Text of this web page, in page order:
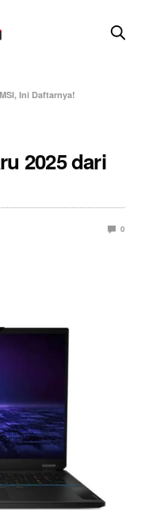
Ini Daftarnya!
2025 dari
0